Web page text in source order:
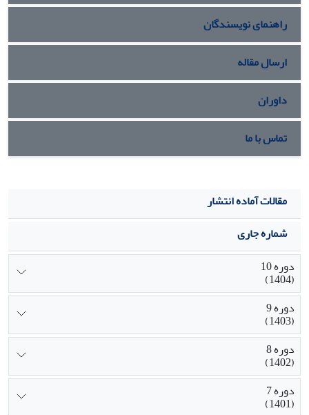
رسمی، گزارش‌ها و اخبار سازمانی» است و در نهایت نقش «فرهنگ
سازمانی» دارای مولفه‌های «غلبه گفتمان تغییر»، «فراموشی
سازمانی»، «تشریفات، آداب و رسوم، داستان‌ها و افسانه‌های
موجود در سازمانی» و «جو سازمانی حامی» می‌باشد. برای هر کدام
از مولفه‌های مورد اشاره، تفصیلاً شاخص‌هایی در نظر گرفته شد.
راهنمای نویسندگان
ارسال مقاله
داوران
تماس با ما
مقالات آماده انتشار
شماره جاری
دوره 10
(1404)
دوره 9
(1403)
دوره 8
(1402)
دوره 7
(1401)